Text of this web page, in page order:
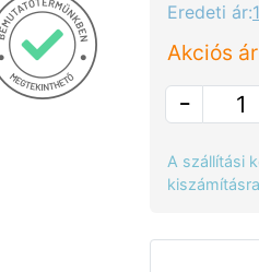
Eredeti ár:
Akciós
A szállítási